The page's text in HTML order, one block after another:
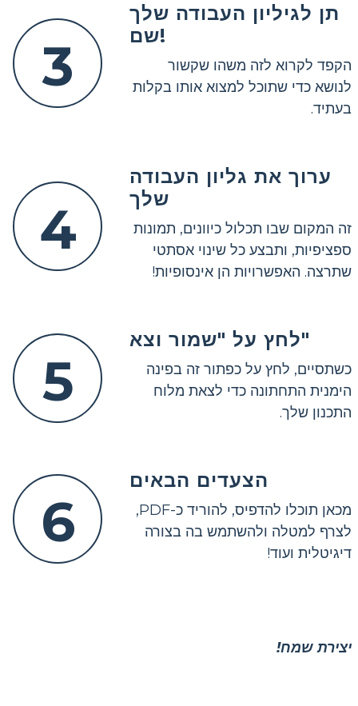
3
תן לגיליון העבודה שלך
שם!
הקפד לקרוא לזה משהו שקשור
לנושא כדי שתוכל למצוא אותו בקלות
בעתיד.
4
ערוך את גליון העבודה
שלך
זה המקום שבו תכלול כיוונים, תמונות
ספציפיות, ותבצע כל שינוי אסתטי
שתרצה. האפשרויות הן אינסופיות!
5
לחץ על "שמור וצא"
כשתסיים, לחץ על כפתור זה בפינה
הימנית התחתונה כדי לצאת מלוח
התכנון שלך.
6
הצעדים הבאים
מכאן תוכלו להדפיס, להוריד כ-PDF,
לצרף למטלה ולהשתמש בה בצורה
דיגיטלית ועוד!
יצירת שמח!